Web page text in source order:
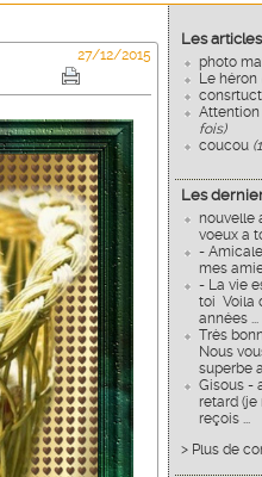
Les
photo
Le héron
Attention
fois)
coucou
Les
nouvelle
voeux a
-
mes
- La vie
toi Voila
années ...
Très
Nous
superbe
Gisous -
retard (je
reçois ...
> Plus de
27/12/2015